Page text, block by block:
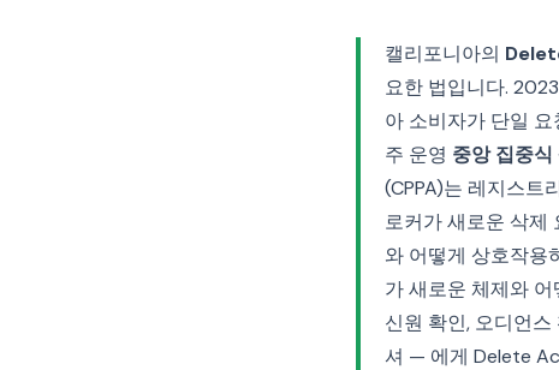
캘리포니아의
요한 법입니다.
아 소비자가 단일
주 운영 중앙 집중식
(CPPA)는 레지스트
로커가 새로운 삭제
와 어떻게 상호작용
가 새로운 체제와
신원 확인, 오디언
셔 — 에게 Delete